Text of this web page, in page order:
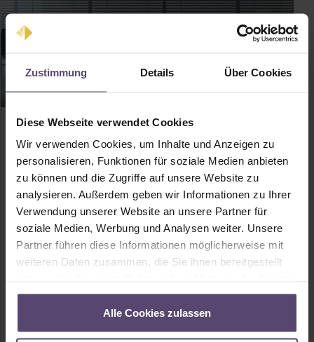
Zustimmung Details Über Cookies
Diese Webseite verwendet Cookies
Wir verwenden Cookies, um Inhalte und Anzeigen zu
personalisieren, Funktionen für soziale Medien anbieten
zu können und die Zugriffe auf unsere Website zu
analysieren. Außerdem geben wir Informationen zu Ihrer
Verwendung unserer Website an unsere Partner für
soziale Medien, Werbung und Analysen weiter. Unsere
Partner führen diese Informationen möglicherweise mit
weiteren Daten zusammen, die Sie ihnen bereitgestellt
gesammelt haben.
Alle Cookies zulassen
Jalousien im Winter reinigen – der Kälte
zum Trotz
Rund ums Jahr heben Jalousien unsere Wohnqualität, doch im
Winter vernachlässigen wir oft ihre Reinigung. In der kalten
Jahreszeit hält der praktische Sonnenschutz die Heizungswärme im
Haus und die Winterkälte draußen, und gerade das ist das Problem:
Wer hat schon Lust, die warme Umgebung zu verlassen und sich
womöglich mit gefrierendem Waschwasser herumzuschlagen?
23.08.20252 Min. Lesezeit
Mehr erfahren